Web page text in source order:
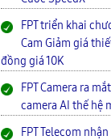
FPT triển khai
Cam Giảm giá
đồng giá 10K
FPT Camera ra
camera AI thế hệ
FPT Telecom